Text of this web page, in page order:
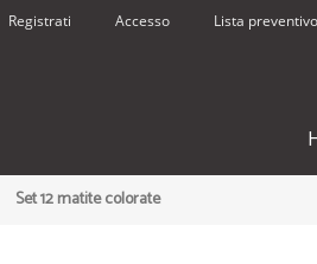
Registrati Accesso Lista preventivo
Set 12 matite colorate